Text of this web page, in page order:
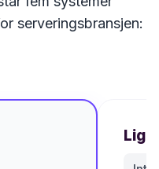
serveringsbransjen: